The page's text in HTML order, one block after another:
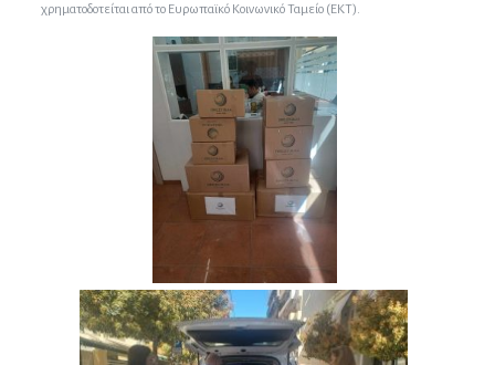
χρηματοδοτείται από το Ευρωπαϊκό Κοινωνικό Ταμείο (ΕΚΤ).